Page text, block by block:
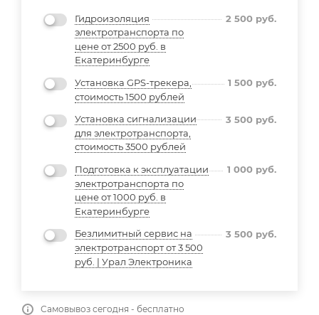
Гидроизоляция
электротранспорта по
цене от 2500 руб. в
Екатеринбурге
2 500 руб.
Установка GPS-трекера,
стоимость 1500 рублей
1 500 руб.
Установка сигнализации
для электротранспорта,
стоимость 3500 рублей
3 500 руб.
Подготовка к эксплуатации
электротранспорта по
цене от 1000 руб. в
Екатеринбурге
1 000 руб.
Безлимитный сервис на
электротранспорт от 3 500
руб. | Урал Электроника
3 500 руб.
Самовывоз сегодня - бесплатно